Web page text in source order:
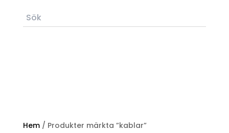
Hem/ Produkter märkta ”kablar”